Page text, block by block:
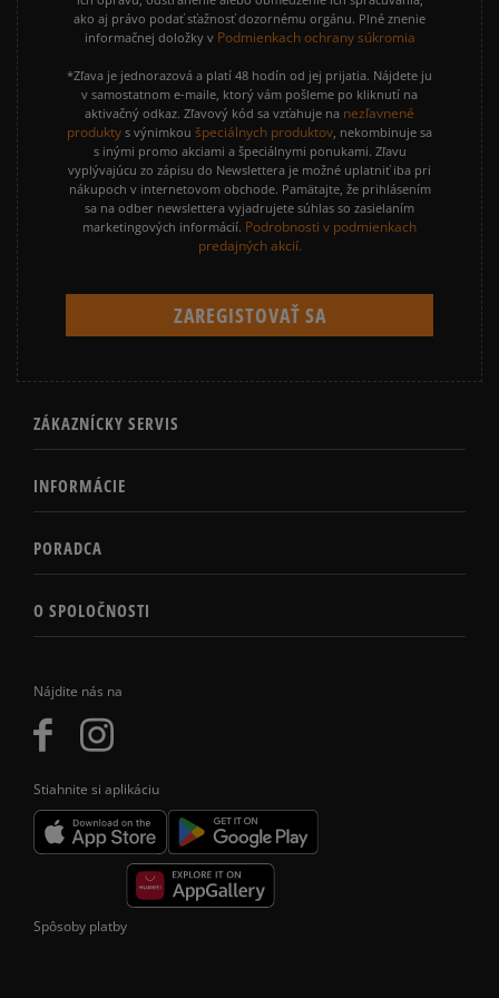
Nájdite nás na
Stiahnite si aplikáciu
ako aj právo podať sťažnosť dozornému orgánu. Plné znenie
informačnej doložky v Podmienkach ochrany súkromia
*Zľava je jednorazová a platí 48 hodín od jej prijatia. Nájdete ju
v samostatnom e-maile, ktorý vám pošleme po kliknutí na
aktivačný odkaz. Zľavový kód sa vzťahuje na nezľavnené
produkty s výnimkou špeciálnych produktov, nekombinuje sa
s inými promo akciami a špeciálnymi ponukami. Zľavu
vyplývajúcu zo zápisu do Newslettera je možné uplatniť iba pri
nákupoch v internetovom obchode. Pamätajte, že prihlásením
sa na odber newslettera vyjadrujete súhlas so zasielaním
marketingových informácií. Podrobnosti v podmienkach
predajných akcií.
ZÁKAZNÍCKY SERVIS
INFORMÁCIE
PORADCA
O SPOLOČNOSTI
Spôsoby platby